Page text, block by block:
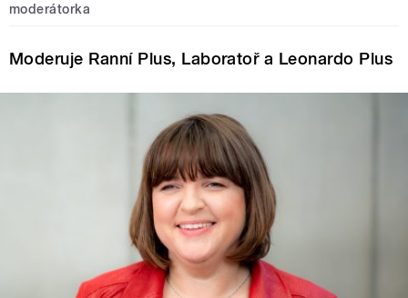
moderátorka
Moderuje Ranní Plus, Laboratoř a Leonardo Plus